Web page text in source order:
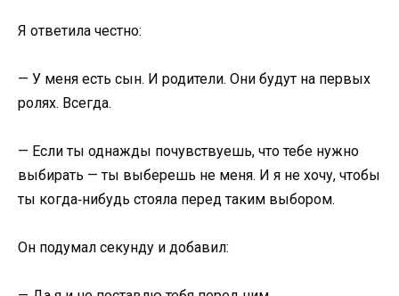
Я ответила честно:
— У меня есть сын. И родители. Они будут на первых
ролях. Всегда.
— Если ты однажды почувствуешь, что тебе нужно
выбирать — ты выберешь не меня. И я не хочу, чтобы
ты когда‑нибудь стояла перед таким выбором.
Он подумал секунду и добавил: